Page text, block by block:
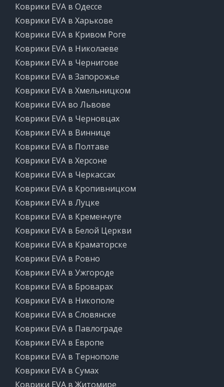
Коврики EVA в Одессе
Коврики EVA в Харькове
Коврики EVA в Кривом Роге
Коврики EVA в Николаеве
Коврики EVA в Чернигове
Коврики EVA в Запорожье
Коврики EVA в Хмельницком
Коврики EVA во Львове
Коврики EVA в Черновцах
Коврики EVA в Виннице
Коврики EVA в Полтаве
Коврики EVA в Херсоне
Коврики EVA в Черкассах
Коврики EVA в Кропивницком
Коврики EVA в Луцке
Коврики EVA в Кременчуге
Коврики EVA в Белой Церкви
Коврики EVA в Краматорске
Коврики EVA в Ровно
Коврики EVA в Ужгороде
Коврики EVA в Броварах
Коврики EVA в Никополе
Коврики EVA в Словянске
Коврики EVA в Павлограде
Коврики EVA в Европе
Коврики EVA в Тернополе
Коврики EVA в Сумах
Коврики EVA в Житомире